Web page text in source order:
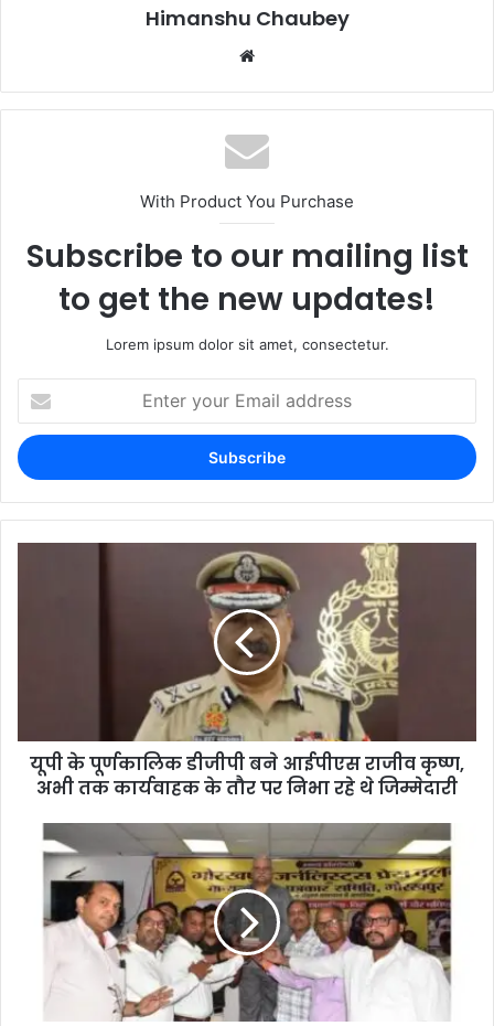
Himanshu Chaubey
With Product You Purchase
Subscribe to our mailing list
to get the new updates!
Lorem ipsum dolor sit amet, consectetur.
यूपी के पूर्णकालिक डीजीपी बने आईपीएस राजीव कृष्ण,
अभी तक कार्यवाहक के तौर पर निभा रहे थे जिम्मेदारी